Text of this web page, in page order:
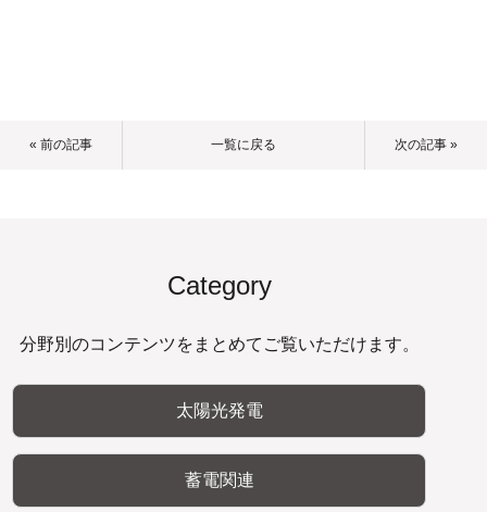
« 前の記事 一覧に戻る 次の記事 »
Category
分野別のコンテンツをまとめてご覧いただけます。
太陽光発電
蓄電関連